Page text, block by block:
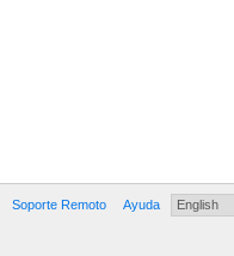
Soporte Remoto Ayuda